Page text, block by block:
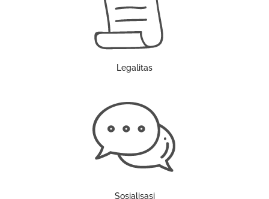
Legalitas
Sosialisasi